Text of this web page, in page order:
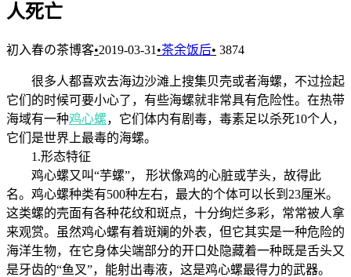
人死亡
初入春の茶博客•2019-03-31 •茶余饭后• 3874
很多人都喜欢去海边沙滩上搜集贝壳或者海螺，不过捡起
它们的时候可要小心了，有些海螺就非常具有危险性。在热带
海域有一种鸡心螺，它们体内有剧毒，毒素足以杀死10个人，
它们是世界上最毒的海螺。
1.形态特征
鸡心螺又叫“芋螺”， 形状像鸡的心脏或芋头，故得此
名。鸡心螺种类有500种左右，最大的个体可以长到23厘米。
这类螺的壳面有各种花纹和斑点，十分绚烂多彩，常常被人拿
来观赏。虽然鸡心螺有着斑斓的外表，但它其实是一种危险的
海洋生物，在它身体尖端部分的开口处隐藏着一种既是舌头又
是牙齿的“鱼叉”，能射出毒液，这是鸡心螺最得力的武器。